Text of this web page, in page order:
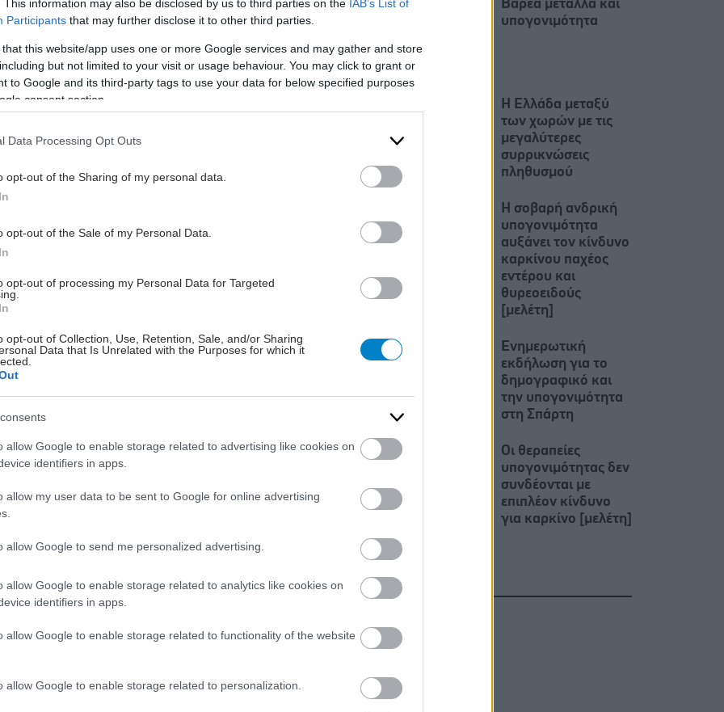
This information may also be disclosed by us to third parties on the IAB’s List of
Participants that may further disclose it to other third parties.
that this website/app uses one or more Google services and may gather and store
but not limited to your visit or usage behaviour. You may click to grant or
to Google and its third-party tags to use your data for below specified purposes
consent section.
Data Processing Opt Outs
opt-out of the Sharing of my personal data.
opt-out of the Sale of my Personal Data.
opt-out of processing my Personal Data for Targeted
opt-out of Collection, Use, Retention, Sale, and/or Sharing
Data that Is Unrelated with the Purposes for which it
allow Google to enable storage related to advertising like cookies on
identifiers in apps.
allow my user data to be sent to Google for online advertising
allow Google to send me personalized advertising.
allow Google to enable storage related to analytics like cookies on
identifiers in apps.
allow Google to enable storage related to functionality of the website
allow Google to enable storage related to personalization.
Βαρέα μέταλλα και
υπογονιμότητα
Η Ελλάδα μεταξύ
των χωρών με τις
μεγαλύτερες
συρρικνώσεις
πληθυσμού
Η σοβαρή ανδρική
υπογονιμότητα
αυξάνει τον κίνδυνο
καρκίνου παχέος
εντέρου και
θυρεοειδούς
[μελέτη]
Ενημερωτική
εκδήλωση για το
δημογραφικό και
την υπογονιμότητα
στη Σπάρτη
Οι θεραπείες
υπογονιμότητας δεν
συνδέονται με
επιπλέον κίνδυνο
για καρκίνο [μελέτη]